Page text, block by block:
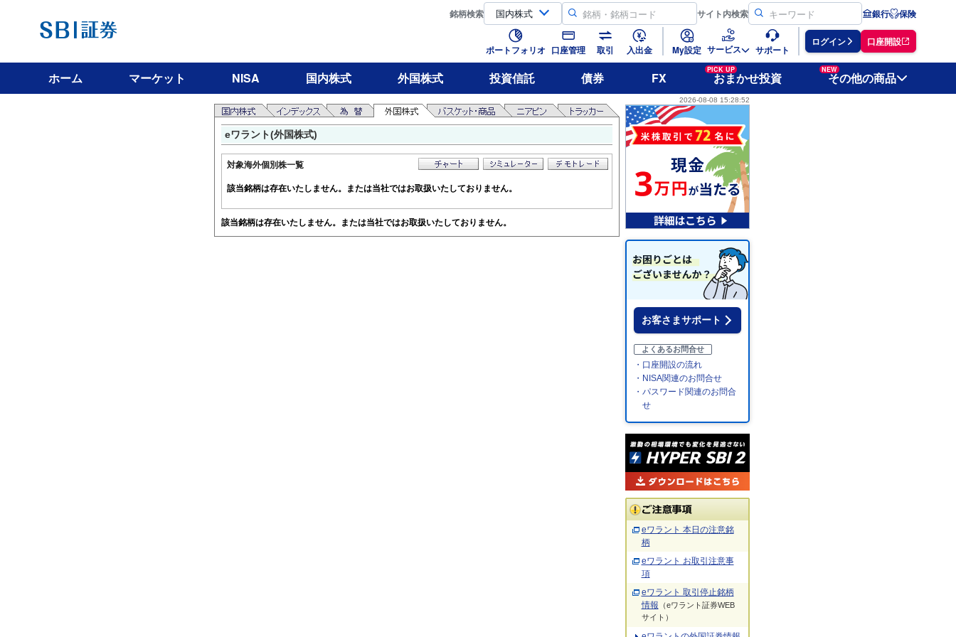
銘柄検索 サイト内検索 銀行 保険
ポートフォリオ 口座管理 取引 入出金 My設定 サービス サポート
ログイン 口座開設
ホーム マーケット NISA 国内株式 外国株式 投資信託 債券 FX
PICK UP
おまかせ投資
NEW
その他の商品
eワラント(外国株式)
対象海外個別株一覧
該当銘柄は存在いたしません。または当社ではお取扱いたしておりません。
該当銘柄は存在いたしません。または当社ではお取扱いたしておりません。
2026-08-08 15:28:52
お客さまサポート
よくあるお問合せ
・口座開設の流れ
・NISA関連のお問合せ
・パスワード関連のお問合
せ
eワラント 本日の注意銘
柄
eワラント お取引注意事
項
eワラント 取引停止銘柄
情報 （eワラント証券WEB
サイト）